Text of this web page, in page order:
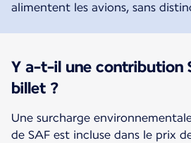
alimentent les avions, sans
Y a-t-il une contribution
billet ?
Une surcharge
de SAF est incluse dans le prix